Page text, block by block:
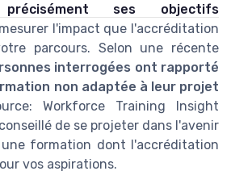
ses objectifs
l'impact que l'accréditation
parcours. Selon une récente
interrogées ont rapporté
non adaptée à leur projet
Workforce Training Insight
de se projeter dans l'avenir
formation dont l'accréditation
vos aspirations.